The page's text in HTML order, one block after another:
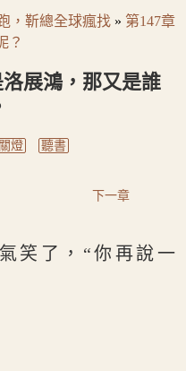
，靳總全球瘋找 » 第147章
？
展鴻，那又是誰
關燈 聽書
下一章
笑了，“你再說一